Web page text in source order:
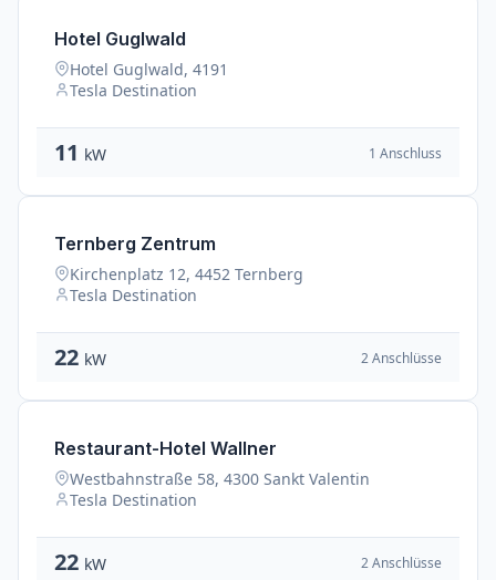
Hotel Guglwald
Hotel Guglwald, 4191
Tesla Destination
11 kW 1 Anschluss
Ternberg Zentrum
Kirchenplatz 12, 4452 Ternberg
Tesla Destination
22 kW 2 Anschlüsse
Restaurant-Hotel Wallner
Westbahnstraße 58, 4300 Sankt Valentin
Tesla Destination
22 kW 2 Anschlüsse